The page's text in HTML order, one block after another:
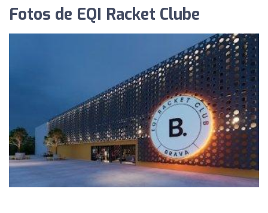
Fotos de EQI Racket Clube